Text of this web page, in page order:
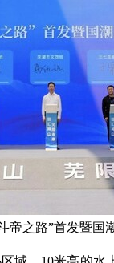
帝之路”首发暨国